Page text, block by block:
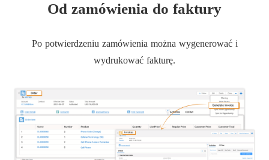
Od zamówienia do faktury
Po potwierdzeniu zamówienia można wygenerować i
wydrukować fakturę.